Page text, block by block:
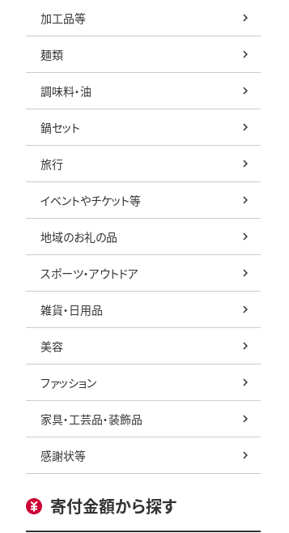
加工品等
麺類
調味料・油
鍋セット
旅行
イベントやチケット等
地域のお礼の品
スポーツ・アウトドア
雑貨・日用品
美容
ファッション
家具・工芸品・装飾品
感謝状等
寄付金額から探す